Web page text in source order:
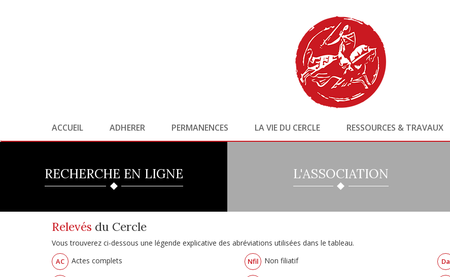
ACCUEIL ADHERER PERMANENCES LA VIE DU CERCLE RESSOURCES & TRAVAUX
RECHERCHE EN LIGNE L'ASSOCIATION
Relevés du Cercle
Vous trouverez ci-dessous une légende explicative des abréviations utilisées dans le tableau.
AC Actes complets Nfil Non filiatif Da